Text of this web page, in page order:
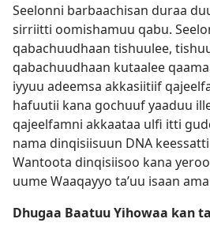
Seelonni barbaachisan duraa
sirriitti oomishamuu qabu.
qabachuudhaan tishuulee,
qabachuudhaan kutaalee
iyyuu adeemsa akkasiitiif
hafuutii kana gochuuf yaaduu
qajeelfamni akkaataa ulfi itti
nama dinqisiisuun DNA
Wantoota dinqisiisoo kana
uume Waaqayyo taʼuu isaan
Dhugaa Baatuu Yihowaa kan